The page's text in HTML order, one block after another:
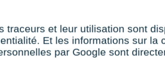
dans un
▼
cadre d’un accord
traceurs et leur utilisation sont
Et les informations sur la
par Google sont